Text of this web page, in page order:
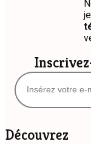
Découvrez